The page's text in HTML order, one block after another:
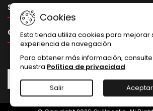
SU CUENTA
CONTACTO
Cookies
Esta tienda utiliza cookies para mejorar
experiencia de navegación.
Para obtener más información, consulte
nuestra Política de privacidad.
Salir Aceptar
BOLETÍN